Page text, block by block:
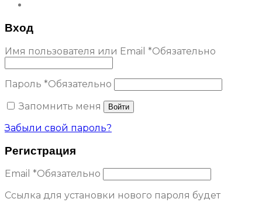
Вход
Имя пользователя или Email *Обязательно
Пароль *Обязательно
Запомнить меня
Войти
Забыли свой пароль?
Регистрация
Email *Обязательно
Ссылка для установки нового пароля будет